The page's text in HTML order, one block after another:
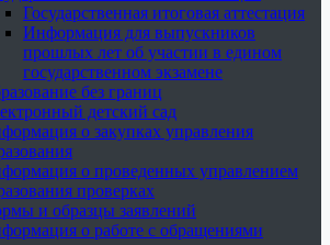
Государственная итоговая аттестация
Информация для выпускников
прошлых лет об участии в едином
государственном экзамене
без границ
детский сад
о закупках управления
о проведенных управлением
проверках
и образцы заявлений
о работе с обращениями